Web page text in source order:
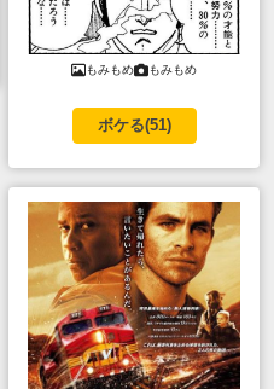
もみもめ もみもめ
ボケる(51)